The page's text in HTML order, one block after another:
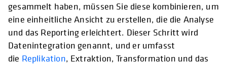
gesammelt haben, müssen Sie diese kombinieren, um
eine einheitliche Ansicht zu erstellen, die die Analyse
und das Reporting erleichtert. Dieser Schritt wird
Datenintegration genannt, und er umfasst
die Replikation, Extraktion, Transformation und das